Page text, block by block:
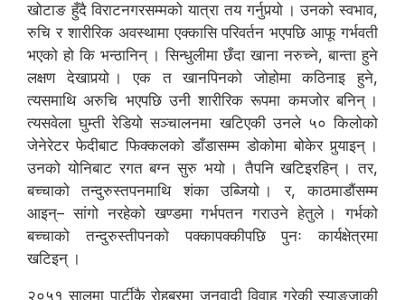
खोटाङ हुँदै विराटनगरसम्मको यात्रा तय गर्नुपर्‍यो । उनको स्वभाव,
रुचि र शारीरिक अवस्थामा एक्कासि परिवर्तन भएपछि आफू गर्भवती
भएको हो कि भन्ठानिन् । सिन्धुलीमा छँदा खाना नरुच्ने, बान्ता हुने
लक्षण देखापर्‍यो । एक त खानपिनको जोहोमा कठिनाइ हुने,
त्यसमाथि अरुचि भएपछि उनी शारीरिक रूपमा कमजोर बनिन् ।
त्यसवेला घुम्ती रेडियो सञ्चालनमा खटिएकी उनले ५० किलोको
जेनेरेटर फेदीबाट फिक्कलको डाँडासम्म डोकोमा बोकेर पुर्‍याइन् ।
उनको योनिबाट रगत बग्न सुरु भयो । तैपनि खटिइरहिन् । तर,
बच्चाको तन्दुरुस्तपनमाथि शंका उब्जियो । र, काठमाडौंसम्म
आइन्– सांगो नरहेको खण्डमा गर्भपतन गराउने हेतुले । गर्भको
बच्चाको तन्दुरुस्तीपनको पक्कापक्कीपछि पुनः कार्यक्षेत्रमा
खटिइन् ।
२०५१ सालमा पार्टीकै रोहबरमा जनवादी विवाह गरेकी स्याङ्जाकी